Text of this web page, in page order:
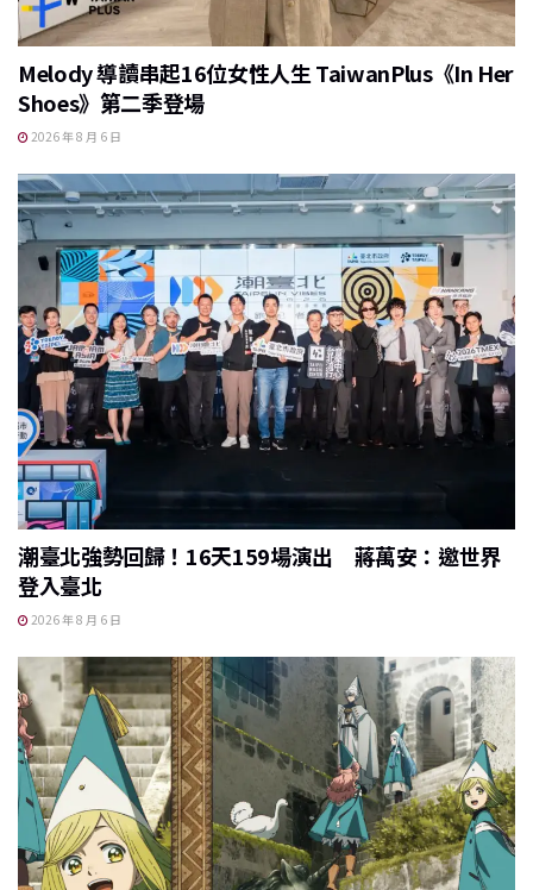
Melody 導讀串起16位女性人生 TaiwanPlus《In Her
Shoes》第二季登場
2026 年 8 月 6 日
潮臺北強勢回歸！16天159場演出 蔣萬安：邀世界
登入臺北
2026 年 8 月 6 日